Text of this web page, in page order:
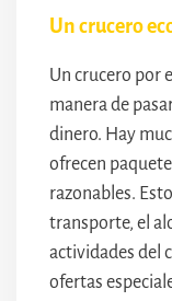
Un crucero
Un crucero por
manera de
dinero. Hay
ofrecen
razonables.
transporte, el
actividades del
ofertas